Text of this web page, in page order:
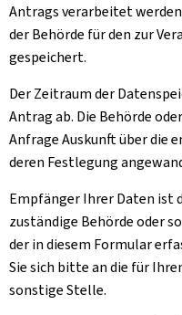
Antrags verarbeitet
der Behörde für den zur
gespeichert.
Der Zeitraum der
Antrag ab. Die Behörde
Anfrage Auskunft über die
deren Festlegung
Empfänger Ihrer Daten ist
zuständige Behörde oder
der in diesem Formular
Sie sich bitte an die für
sonstige Stelle.